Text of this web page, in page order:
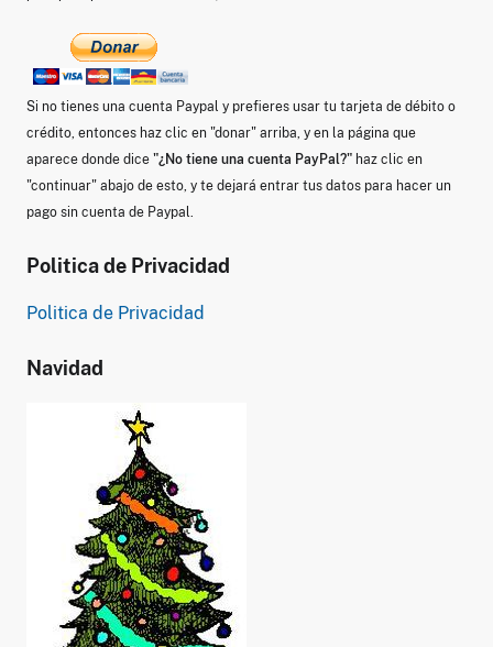
Si no tienes una cuenta Paypal y prefieres usar tu tarjeta de débito o
crédito, entonces haz clic en "donar" arriba, y en la página que
aparece donde dice "¿No tiene una cuenta PayPal?" haz clic en
"continuar" abajo de esto, y te dejará entrar tus datos para hacer un
pago sin cuenta de Paypal.
Politica de Privacidad
Politica de Privacidad
Navidad